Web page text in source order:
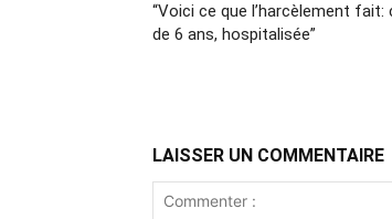
“Voici ce que l’harcèlement
de 6 ans, hospitalisée”
LAISSER UN COMMENTAIRE